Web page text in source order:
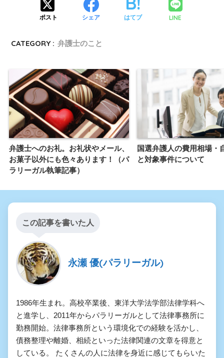
ポスト シェア はてブ LINE
CATEGORY : 弁護士のこと
弁護士へのお礼。お礼状やメール、
お菓子以外にも色々あります！（パ
ラリーガル執筆記事）
国選弁護人の費用相場・
と対象事件について
この記事を書いた人
永瀬 優(パラリーガル)
1986年生まれ。高校卒業後、東洋大学法学部法律学科へ
と進学し、2011年からパラリーガルとして法律事務所に
勤務開始。法律事務所という環境化での経験を活かし、
債務整理や離婚、相続といった法律関連の文章を得意と
している。 たくさんの人に法律を身近に感じてもらいた